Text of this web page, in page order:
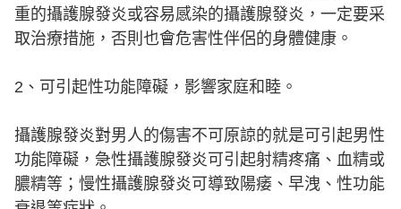
重的攝護腺發炎或容易感染的攝護腺發炎，一定要采
取治療措施，否則也會危害性伴侶的身體健康。
2、可引起性功能障礙，影響家庭和睦。
攝護腺發炎對男人的傷害不可原諒的就是可引起男性
功能障礙，急性攝護腺發炎可引起射精疼痛、血精或
膿精等；慢性攝護腺發炎可導致陽痿、早洩、性功能